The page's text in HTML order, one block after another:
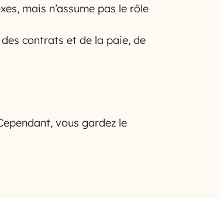
mais n’assume pas le rôle
contrats et de la paie, de
vous gardez le